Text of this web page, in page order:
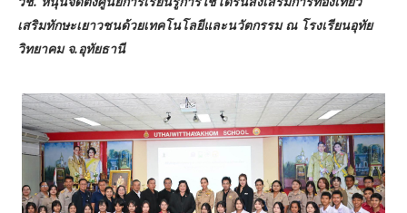
เสริมทักษะเยาวชนด้วยเทคโนโลยีและนวัตกรรม ณ โรงเรียนอุทัย
วิทยาคม จ.อุทัยธานี